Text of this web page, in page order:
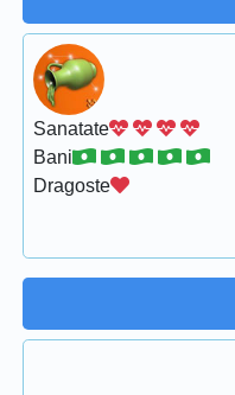
Sanatate
Bani
Dragoste